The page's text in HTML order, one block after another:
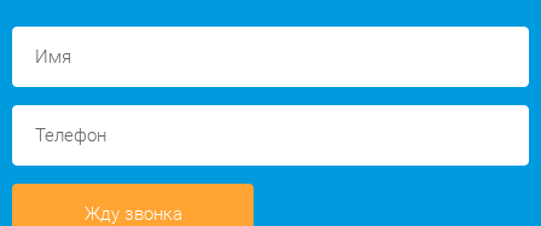
Жду звонка